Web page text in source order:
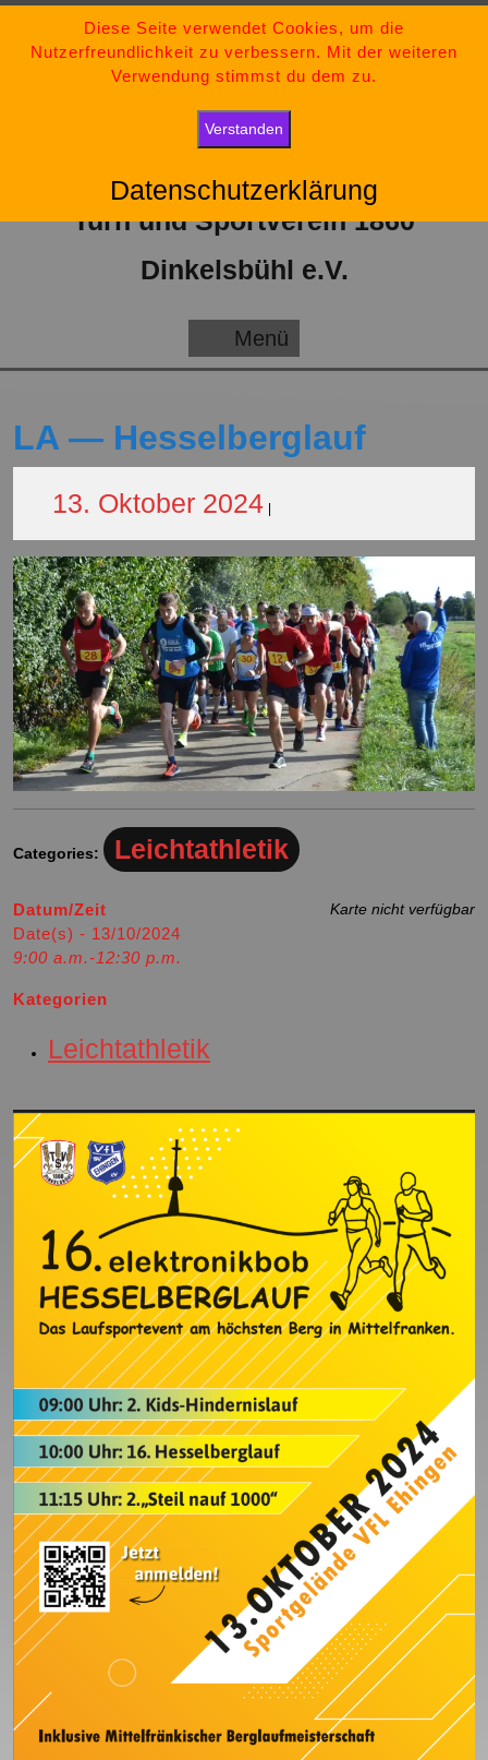
Inhalt
09851-554730
tsv-dinkelsbuehl@t-online.de
„Bleib stark, bleib positiv und gib niemals auf.“
Turn und Sportverein 1860
Dinkelsbühl e.V.
Menü
LA — Hesselberglauf
13. Oktober 202413.
Oktober
2024
Categories: Leichtathletik
Karte nicht verfügbar
Datum/Zeit
Date(s) - 13/10/2024
9:00 a.m.-12:30 p.m.
Kategorien
Leichtathletik
Diese Seite verwendet Cookies, um die
Nutzerfreundlichkeit zu verbessern. Mit der weiteren
Verwendung stimmst du dem zu.
Verstanden
Datenschutzerklärung